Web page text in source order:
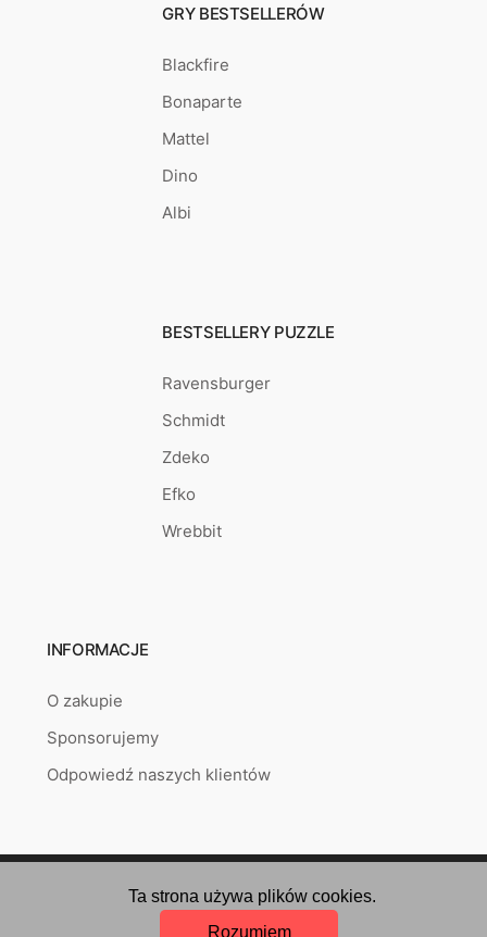
GRY BESTSELLERÓW
Blackfire
Bonaparte
Mattel
Dino
Albi
BESTSELLERY PUZZLE
Ravensburger
Schmidt
Zdeko
Efko
Wrebbit
INFORMACJE
O zakupie
Sponsorujemy
Odpowiedź naszych klientów
Copyright © 2026puzzlepoint.pl Created by
Ta strona używa plików cookies.
Rozumiem